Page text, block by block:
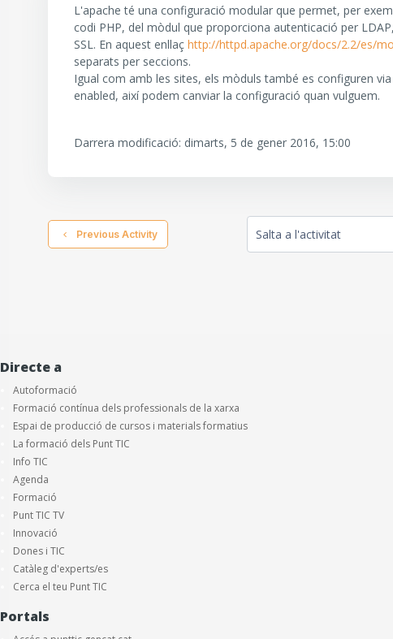
L'apache té una configuració modular que permet, per
codi PHP, del mòdul que proporciona autenticació per
SSL. En aquest enllaç http://httpd.apache.org/docs/2.2/es/
separats per seccions.
Igual com amb les sites, els mòduls també es configuren
enabled, així podem canviar la configuració quan vulguem.
Darrera modificació: dimarts, 5 de gener 2016, 15:00
  Previous Activity
Salta a l'activitat
Directe a
Autoformació
Formació contínua dels professionals de la xarxa
Espai de producció de cursos i materials formatius
La formació dels Punt TIC
Info TIC
Agenda
Formació
Punt TIC TV
Innovació
Dones i TIC
Catàleg d'experts/es
Cerca el teu Punt TIC
Portals